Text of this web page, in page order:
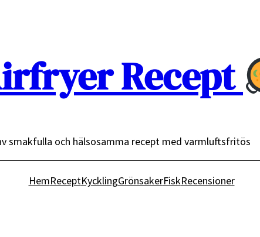
Recept
smakfulla och hälsosamma recept med varmluftsfritös
HemReceptKycklingGrönsakerFiskRecensioner